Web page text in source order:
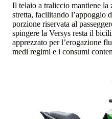
Il telaio a traliccio mantiene la
stretta, facilitando l’appoggio
porzione riservata al
spingere la Versys resta il
apprezzato per l’erogazione
medi regimi e i consumi